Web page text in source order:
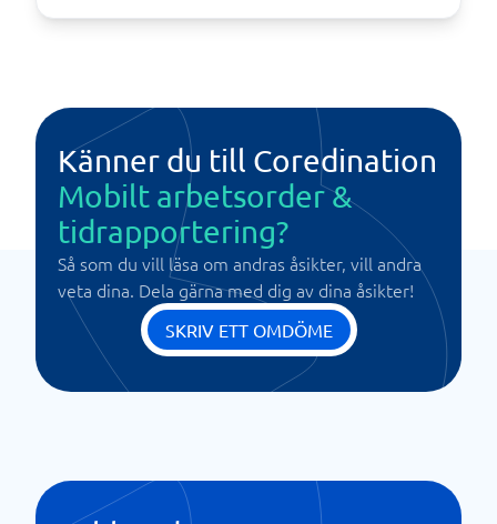
Känner du till Coredination
Mobilt arbetsorder &
tidrapportering?
Så som du vill läsa om andras åsikter, vill andra
veta dina. Dela gärna med dig av dina åsikter!
SKRIV ETT OMDÖME